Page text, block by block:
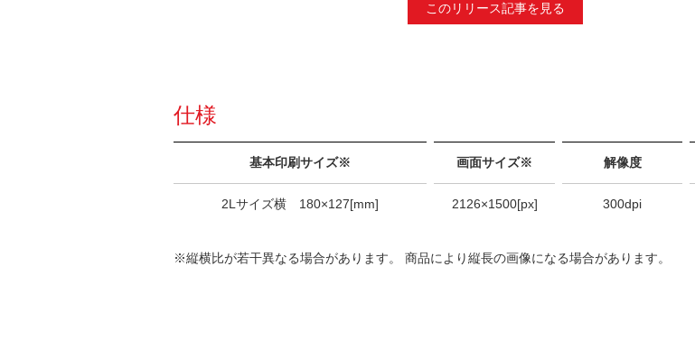
このリリース記事を見る
仕様
基本印刷サイズ※ 画面サイズ※ 解像度
2Lサイズ横 180×127[mm] 2126×1500[px] 300dpi
※縦横比が若干異なる場合があります。 商品により縦長の画像になる場合があります。